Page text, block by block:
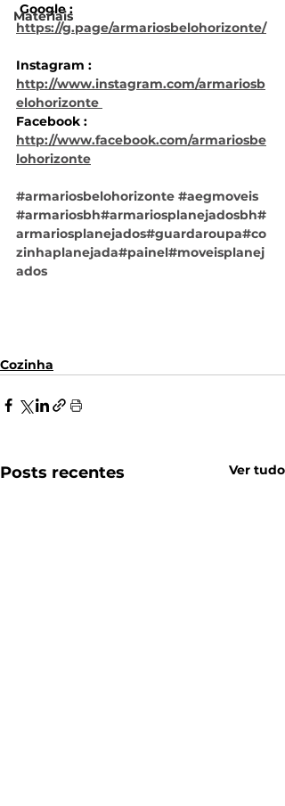
Materiais
Google :
https://g.page/armariosbelohorizonte/
Instagram :
http://www.instagram.com/armariosb
elohorizonte
Facebook :
http://www.facebook.com/armariosbe
lohorizonte
#armariosbelohorizonte #aegmoveis
#armariosbh#armariosplanejadosbh#
armariosplanejados#guardaroupa#co
zinhaplanejada#painel#moveisplanej
ados
Cozinha
Posts recentes Ver tudo